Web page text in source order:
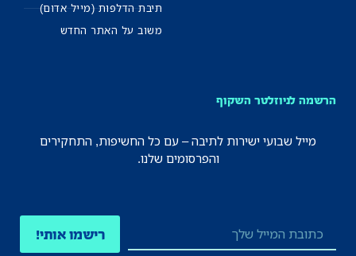
תיבת הדלפות (מייל אדום)
משוב על האתר החדש
הרשמה לניוזלטר השקוף
מייל שבועי ישירות לתיבה – עם כל החשיפות, התחקירים
והפרסומים שלנו.
רישמו אותי!